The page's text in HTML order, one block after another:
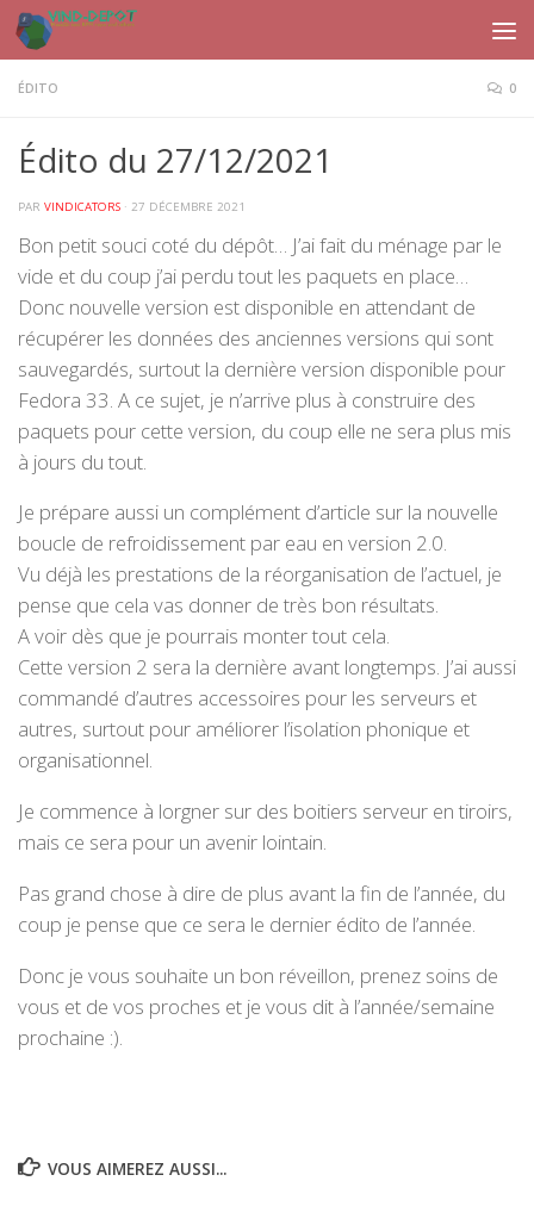
Skip to content
ÉDITO 0
Édito du 27/12/2021
PAR VINDICATORS · 27 DÉCEMBRE 2021
Bon petit souci coté du dépôt… J’ai fait du ménage par le
vide et du coup j’ai perdu tout les paquets en place…
Donc nouvelle version est disponible en attendant de
récupérer les données des anciennes versions qui sont
sauvegardés, surtout la dernière version disponible pour
Fedora 33. A ce sujet, je n’arrive plus à construire des
paquets pour cette version, du coup elle ne sera plus mis
à jours du tout.
Je prépare aussi un complément d’article sur la nouvelle
boucle de refroidissement par eau en version 2.0.
Vu déjà les prestations de la réorganisation de l’actuel, je
pense que cela vas donner de très bon résultats.
A voir dès que je pourrais monter tout cela.
Cette version 2 sera la dernière avant longtemps. J’ai aussi
commandé d’autres accessoires pour les serveurs et
autres, surtout pour améliorer l’isolation phonique et
organisationnel.
Je commence à lorgner sur des boitiers serveur en tiroirs,
mais ce sera pour un avenir lointain.
Pas grand chose à dire de plus avant la fin de l’année, du
coup je pense que ce sera le dernier édito de l’année.
Donc je vous souhaite un bon réveillon, prenez soins de
vous et de vos proches et je vous dit à l’année/semaine
prochaine :).
VOUS AIMEREZ AUSSI...